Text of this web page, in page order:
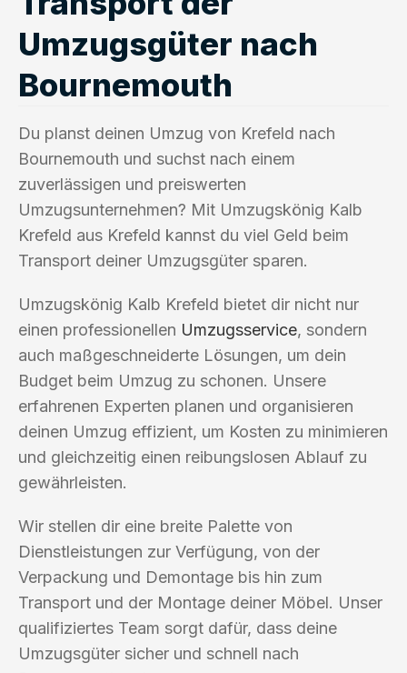
Umzugsgüter nach
Bournemouth
Du planst deinen Umzug von Krefeld nach
Bournemouth und suchst nach einem
zuverlässigen und preiswerten
Umzugsunternehmen? Mit Umzugskönig Kalb
Krefeld aus Krefeld kannst du viel Geld beim
Transport deiner Umzugsgüter sparen.
Umzugskönig Kalb Krefeld bietet dir nicht nur
einen professionellen Umzugsservice, sondern
auch maßgeschneiderte Lösungen, um dein
Budget beim Umzug zu schonen. Unsere
erfahrenen Experten planen und organisieren
deinen Umzug effizient, um Kosten zu minimieren
und gleichzeitig einen reibungslosen Ablauf zu
gewährleisten.
Wir stellen dir eine breite Palette von
Dienstleistungen zur Verfügung, von der
Verpackung und Demontage bis hin zum
Transport und der Montage deiner Möbel. Unser
qualifiziertes Team sorgt dafür, dass deine
Umzugsgüter sicher und schnell nach